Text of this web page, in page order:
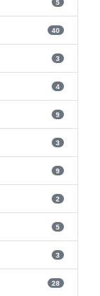
5
40
3
4
9
3
9
2
5
3
28